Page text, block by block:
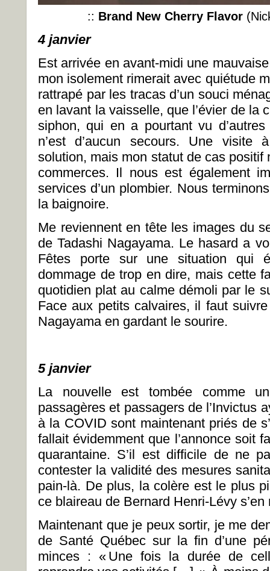
:: Brand New Cherry Flavor
4 janvier
Est arrivée en avant-midi une
mon isolement rimerait avec quiétude
rattrapé par les tracas d’un souci
en lavant la vaisselle, que l’évier de la
siphon, qui en a pourtant vu
n’est d’aucun secours. Une visite
solution, mais mon statut de cas positif
commerces. Il nous est également
services d’un plombier. Nous
la baignoire.
Me reviennent en tête les images du
de Tadashi Nagayama. Le hasard a
Fêtes porte sur une situation qui
dommage de trop en dire, mais cette
quotidien plat au calme démoli par le
Face aux petits calvaires, il faut
Nagayama en gardant le sourire.
5 janvier
La nouvelle est tombée comme
passagères et passagers de l’Invictus
à la COVID sont maintenant priés de
fallait évidemment que l’annonce soit
quarantaine. S’il est difficile de ne
contester la validité des mesures
pain-là. De plus, la colère est le plus
ce blaireau de Bernard Henri-Lévy
Maintenant que je peux sortir, je me
de Santé Québec sur la fin d’une
minces : « Une fois la durée de